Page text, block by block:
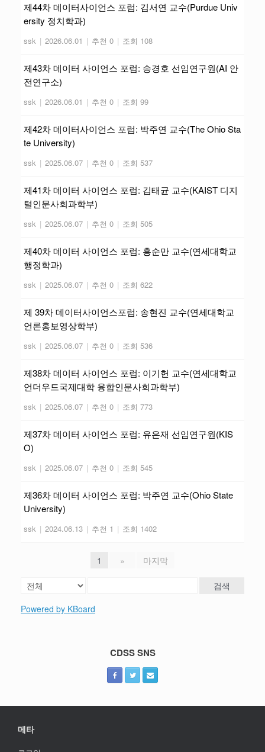
제44차 데이터사이언스 포럼: 김서연 교수(Purdue Univ
ersity 정치학과)
ssk | 2026.06.01 | 추천 0 | 조회 108
제43차 데이터 사이언스 포럼: 송경호 선임연구원(AI 안
전연구소)
ssk | 2026.06.01 | 추천 0 | 조회 99
제42차 데이터사이언스 포럼: 박주연 교수(The Ohio Sta
te University)
ssk | 2025.06.07 | 추천 0 | 조회 537
제41차 데이터 사이언스 포럼: 김태균 교수(KAIST 디지
털인문사회과학부)
ssk | 2025.06.07 | 추천 0 | 조회 505
제40차 데이터 사이언스 포럼: 홍순만 교수(연세대학교
행정학과)
ssk | 2025.06.07 | 추천 0 | 조회 622
제 39차 데이터사이언스포럼: 송현진 교수(연세대학교
언론홍보영상학부)
ssk | 2025.06.07 | 추천 0 | 조회 536
제38차 데이터 사이언스 포럼: 이기헌 교수(연세대학교
언더우드국제대학 융합인문사회과학부)
ssk | 2025.06.07 | 추천 0 | 조회 773
제37차 데이터 사이언스 포럼: 유은재 선임연구원(KIS
O)
ssk | 2025.06.07 | 추천 0 | 조회 545
제36차 데이터 사이언스 포럼: 박주연 교수(Ohio State
University)
ssk | 2024.06.13 | 추천 1 | 조회 1402
1 » 마지막
검색
Powered by KBoard
CDSS SNS
메타